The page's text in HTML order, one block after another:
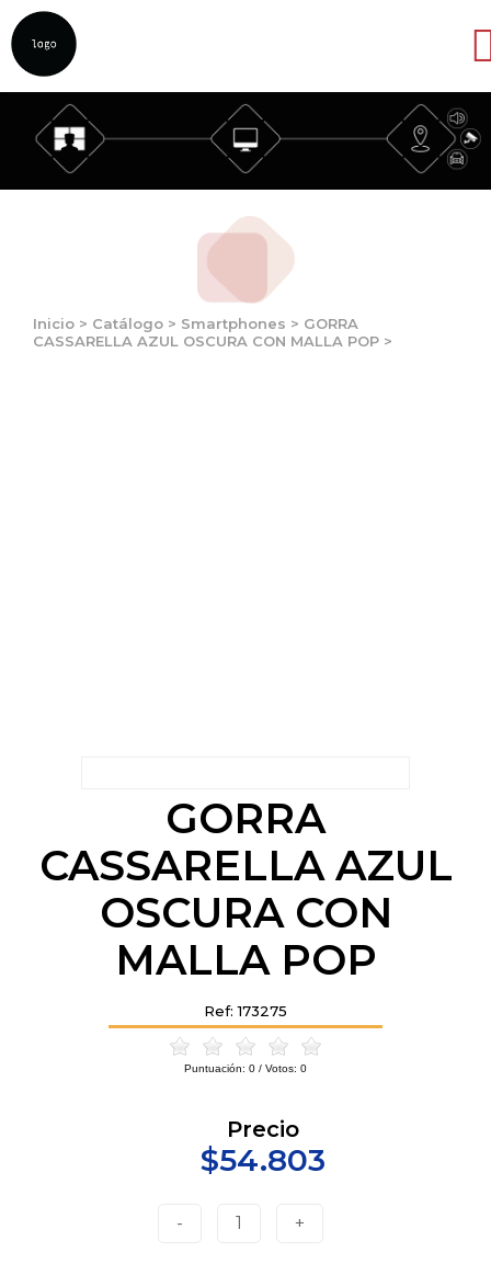
Inicio > Catálogo > Smartphones > GORRA
CASSARELLA AZUL OSCURA CON MALLA POP >
GORRA
CASSARELLA AZUL
OSCURA CON
MALLA POP
Ref: 173275
Puntuación: 0 / Votos: 0
Precio
$54.803
- 1 +